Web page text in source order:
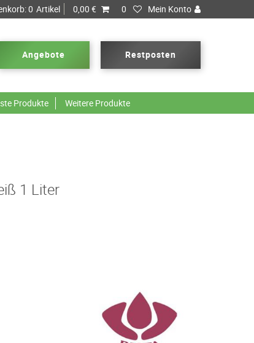
Mein Konto
0
0 Artikel 0,00 €
Angebote Restposten
Produkte Weitere Produkte
1 Liter